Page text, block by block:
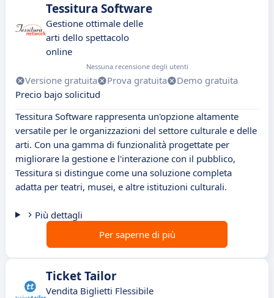
Tessitura Software
Gestione ottimale delle
arti dello spettacolo
online
Nessuna recensione degli utenti
Versione gratuita Prova gratuita
Demo gratuita
Precio bajo solicitud
Tessitura Software rappresenta un'opzione altamente
versatile per le organizzazioni del settore culturale e delle
arti. Con una gamma di funzionalità progettate per
migliorare la gestione e l'interazione con il pubblico,
Tessitura si distingue come una soluzione completa
adatta per teatri, musei, e altre istituzioni culturali.
Più dettagli
Per saperne di più
Ticket Tailor
Vendita Biglietti Flessibile